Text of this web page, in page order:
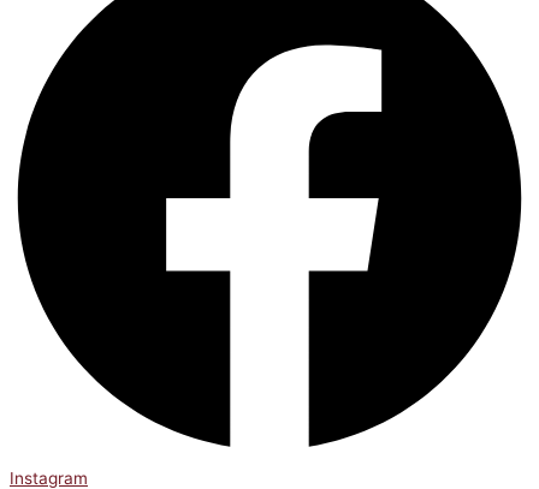
Instagram